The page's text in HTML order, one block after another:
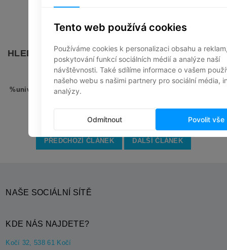
HLEDÁTE LAVICE DO ŠKOLNÍCH CHODEB?
%universal_form%
PŘEDCHOZÍ ČLÁNEK DALŠÍ ČLÁNEK
NAŠE SOCIÁLNÍ SÍTĚ
KDE NÁS NAJDETE?
Kočí 32, 538 61 Kočí